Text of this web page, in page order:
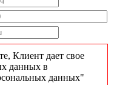
Клиент дает свое
данных в
данных"